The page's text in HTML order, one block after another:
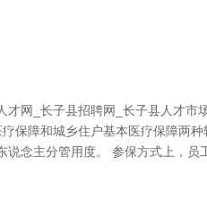
网_长子县招聘网_长子县人才市
保障和城乡住户基本医疗保障两种
念主分管用度。 参保方式上，员